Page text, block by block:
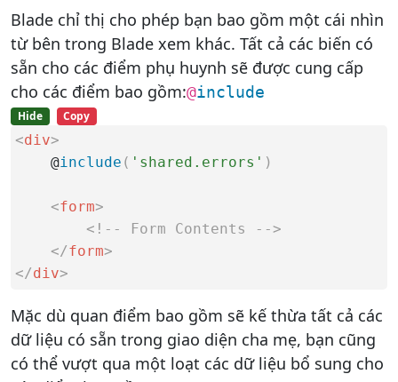
Blade chỉ thị cho phép bạn bao gồm một cái nhìn
từ bên trong Blade xem khác. Tất cả các biến có
sẵn cho các điểm phụ huynh sẽ được cung cấp
cho các điểm bao gồm:@include
Hide Copy
<div>
    @
include ( 'shared.errors' )
<form>
<!-- Form Contents -->
</form>
</div>
Mặc dù quan điểm bao gồm sẽ kế thừa tất cả các
dữ liệu có sẵn trong giao diện cha mẹ, bạn cũng
có thể vượt qua một loạt các dữ liệu bổ sung cho